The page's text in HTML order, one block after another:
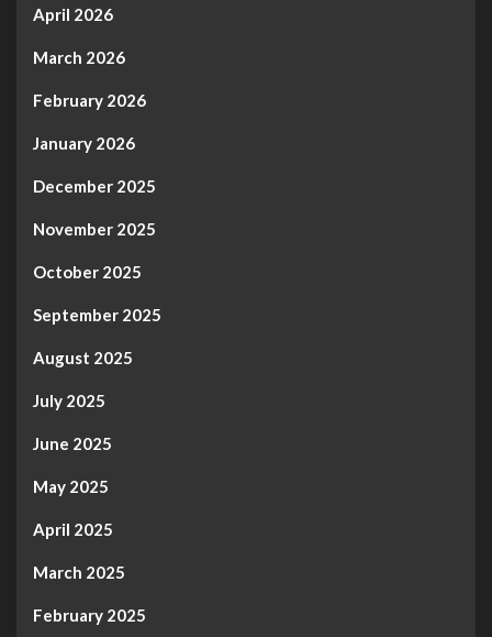
April 2026
March 2026
February 2026
January 2026
December 2025
November 2025
October 2025
September 2025
August 2025
July 2025
June 2025
May 2025
April 2025
March 2025
February 2025